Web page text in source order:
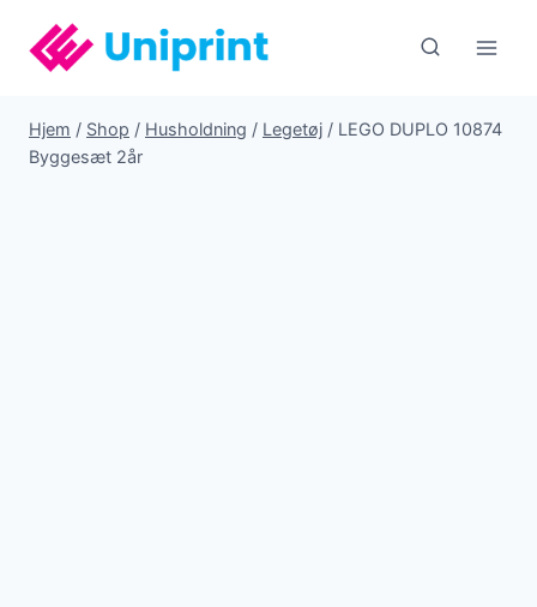
indhold
Hjem / Shop / Husholdning / Legetøj / LEGO DUPLO 10874
Byggesæt 2år